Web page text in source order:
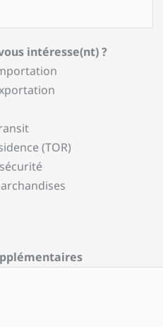
intéresse(nt) ?
(TOR)